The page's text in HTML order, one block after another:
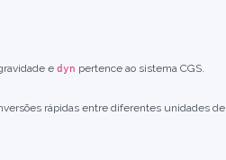
e dyn pertence ao sistema CGS.
rápidas entre diferentes unidades de